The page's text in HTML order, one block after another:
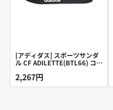
[アディダス] スポーツサンダ
ル CF ADILETTE(BTL66) コア
ブラック/フットウェアホワイ
ト/コアブラック(AQ1701)
26.5 cm
2,267円